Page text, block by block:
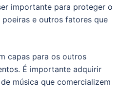
importante para proteger o
e outros fatores que
capas para os outros
É importante adquirir
música que comercializem